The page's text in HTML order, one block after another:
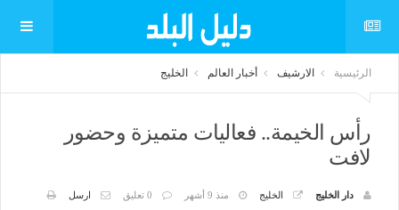
الرئيسية الارشيف أخبار العالم الخليج
رأس الخيمة.. فعاليات متميزة وحضور
لافت
دار الخليج الخليج منذ 9 أشهر 0 تعليق
ارسل